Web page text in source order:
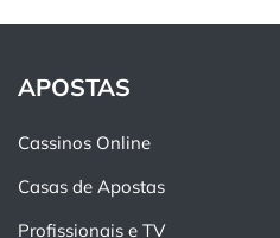
APOSTAS
Cassinos Online
Casas de Apostas
Profissionais e TV